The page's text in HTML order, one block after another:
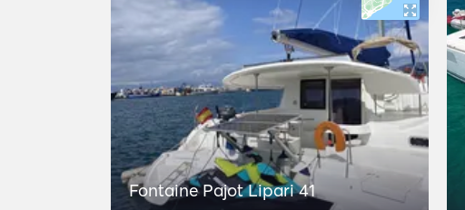
Fontaine Pajot Lipari 41